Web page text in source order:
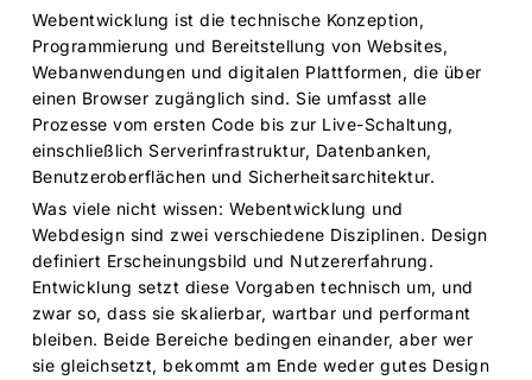
Webentwicklung ist die technische Konzeption,
Programmierung und Bereitstellung von Websites,
Webanwendungen und digitalen Plattformen, die über
einen Browser zugänglich sind. Sie umfasst alle
Prozesse vom ersten Code bis zur Live-Schaltung,
einschließlich Serverinfrastruktur, Datenbanken,
Benutzeroberflächen und Sicherheitsarchitektur.
Was viele nicht wissen: Webentwicklung und
Webdesign sind zwei verschiedene Disziplinen. Design
definiert Erscheinungsbild und Nutzererfahrung.
Entwicklung setzt diese Vorgaben technisch um, und
zwar so, dass sie skalierbar, wartbar und performant
bleiben. Beide Bereiche bedingen einander, aber wer
sie gleichsetzt, bekommt am Ende weder gutes Design